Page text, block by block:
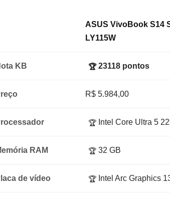
ASUS VivoBook S14
LY115W
KB 🏆23118 pontos
R$ 5.984,00
🏆 Intel Core Ultra 5
RAM 🏆 32 GB
de vídeo 🏆 Intel Arc Graphics